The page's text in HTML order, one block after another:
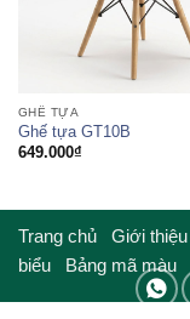
GHẾ TỰA
Ghế tựa GT10B
649.000₫
Trang chủ Giới thiệu
biểu
Bảng mã màu